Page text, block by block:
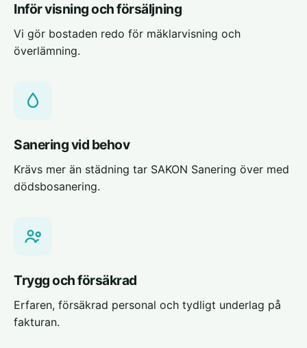
Inför visning och försäljning
Vi gör bostaden redo för mäklarvisning och
överlämning.
Sanering vid behov
Krävs mer än städning tar SAKON Sanering över med
dödsbosanering.
Trygg och försäkrad
Erfaren, försäkrad personal och tydligt underlag på
fakturan.